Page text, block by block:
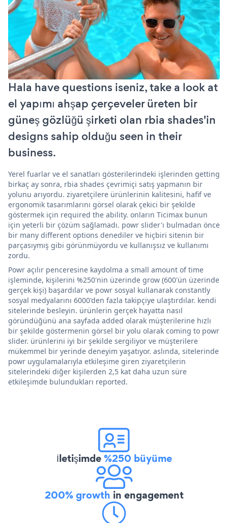
Hala have questions iseniz, take a look at
el yapımı ahşap çerçeveler üreten bir
güneş gözlüğü şirketi olan rbia shades'in
designs sahip olduğu seen in their
business.
Yerel fuarlar ve el sanatları gösterilerindeki işlerinden getting
birkaç ay sonra, rbia shades çevrimiçi satış yapmanın bir
yolunu arıyordu. ziyaretçilere ürünlerinin kalitesini, hafif ve
ergonomik tasarımlarını görsel olarak çekici bir şekilde
göstermek için required the ability. onların Ticimax bunun
için yeterli bir çözüm sağlamadı. powr slider'ı bulmadan önce
bir many different options denediler ve hiçbiri sitenin bir
parçasıymış gibi görünmüyordu ve kullanışsız ve kullanımı
zordu.
Powr açılır penceresine kaydolma a small amount of time
işleminde, kişilerini %250'nin üzerinde grow (600'ün üzerinde
gerçek kişi) başardılar ve powr sosyal kullanarak constantly
sosyal medyalarını 6000'den fazla takipçiye ulaştırdılar. kendi
sitelerinde besleyin. ürünlerin gerçek hayatta nasıl
göründüğünü ana sayfada added olarak müşterilerine hızlı
bir şekilde göstermenin görsel bir yolu olarak coming to powr
slider. ürünlerini iyi bir şekilde sergiliyor ve müşterilere
mükemmel bir yerinde deneyim yaşatıyor. aslında, sitelerinde
powr uygulamalarıyla etkileşime giren ziyaretçilerin
sitelerindeki diğer kişilerden 2,5 kat daha uzun süre
etkileşimde bulundukları reported.
İletişimde%250 büyüme
200% growth in engagement